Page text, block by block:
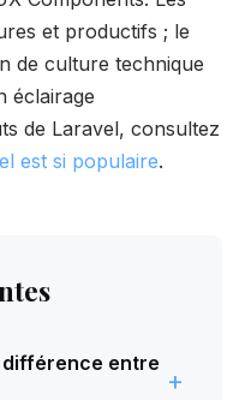
et productifs ; le
de culture technique
éclairage
de Laravel, consultez
est si populaire.
différence entre